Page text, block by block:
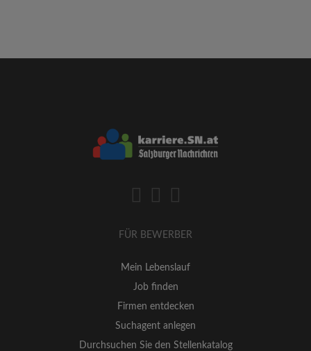
FÜR BEWERBER
Mein Lebenslauf
Job finden
Firmen entdecken
Suchagent anlegen
Durchsuchen Sie den Stellenkatalog